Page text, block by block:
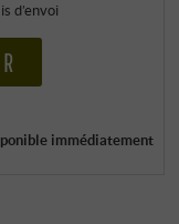
d’envoi
immédiatement